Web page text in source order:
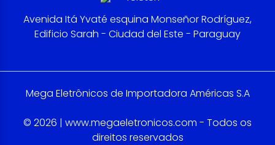
Avenida Itá Yvaté esquina Monseñor Rodríguez,
Edificio Sarah - Ciudad del Este - Paraguay
Mega Eletrônicos de Importadora Américas S.A
© 2026 | www.megaeletronicos.com - Todos os
direitos reservados